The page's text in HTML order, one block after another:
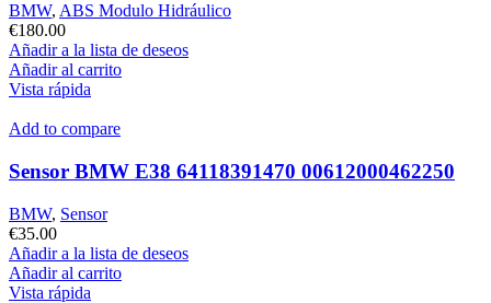
BMW, ABS Modulo Hidráulico
€180.00
Añadir a la lista de deseos
Añadir al carrito
Vista rápida
Add to compare
Sensor BMW E38 64118391470 00612000462250
BMW, Sensor
€35.00
Añadir a la lista de deseos
Añadir al carrito
Vista rápida